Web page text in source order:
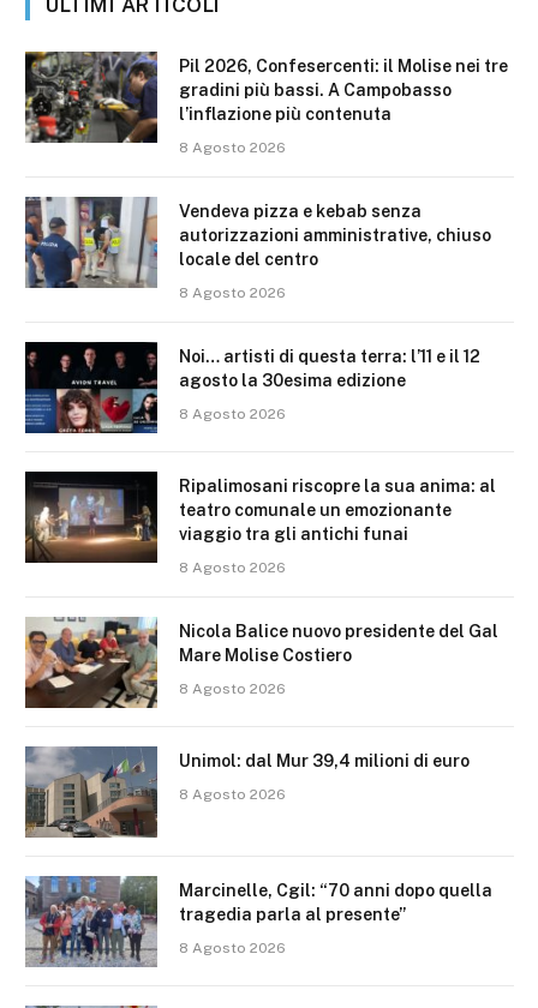
Pil 2026, Confesercenti: il Molise nei tre
gradini più bassi. A Campobasso
l’inflazione più contenuta
8 Agosto 2026
Vendeva pizza e kebab senza
autorizzazioni amministrative, chiuso
locale del centro
8 Agosto 2026
Noi… artisti di questa terra: l’11 e il 12
agosto la 30esima edizione
8 Agosto 2026
Ripalimosani riscopre la sua anima: al
teatro comunale un emozionante
viaggio tra gli antichi funai
8 Agosto 2026
Nicola Balice nuovo presidente del Gal
Mare Molise Costiero
8 Agosto 2026
Unimol: dal Mur 39,4 milioni di euro
8 Agosto 2026
Marcinelle, Cgil: “70 anni dopo quella
tragedia parla al presente”
8 Agosto 2026